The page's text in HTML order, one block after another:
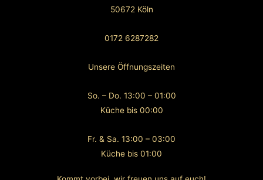
50672 Köln
0172 6287282
Unsere Öffnungszeiten
So. – Do. 13:00 – 01:00
Küche bis 00:00
Fr. & Sa. 13:00 – 03:00
Küche bis 01:00